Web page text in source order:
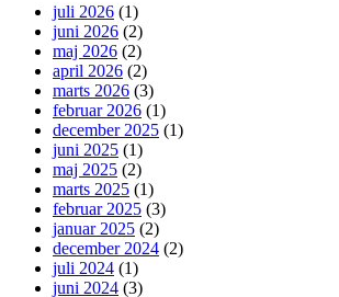
juli 2026 (1)
juni 2026 (2)
maj 2026 (2)
april 2026 (2)
marts 2026 (3)
februar 2026 (1)
december 2025 (1)
juni 2025 (1)
maj 2025 (2)
marts 2025 (1)
februar 2025 (3)
januar 2025 (2)
december 2024 (2)
juli 2024 (1)
juni 2024 (3)